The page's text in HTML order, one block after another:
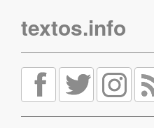
textos.info